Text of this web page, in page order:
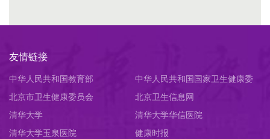
友情链接
中华人民共和国教育部
中华人民共和国国家卫生健康委
员会
北京市卫生健康委员会
北京卫生信息网
清华大学
清华大学华信医院
清华大学玉泉医院
健康时报